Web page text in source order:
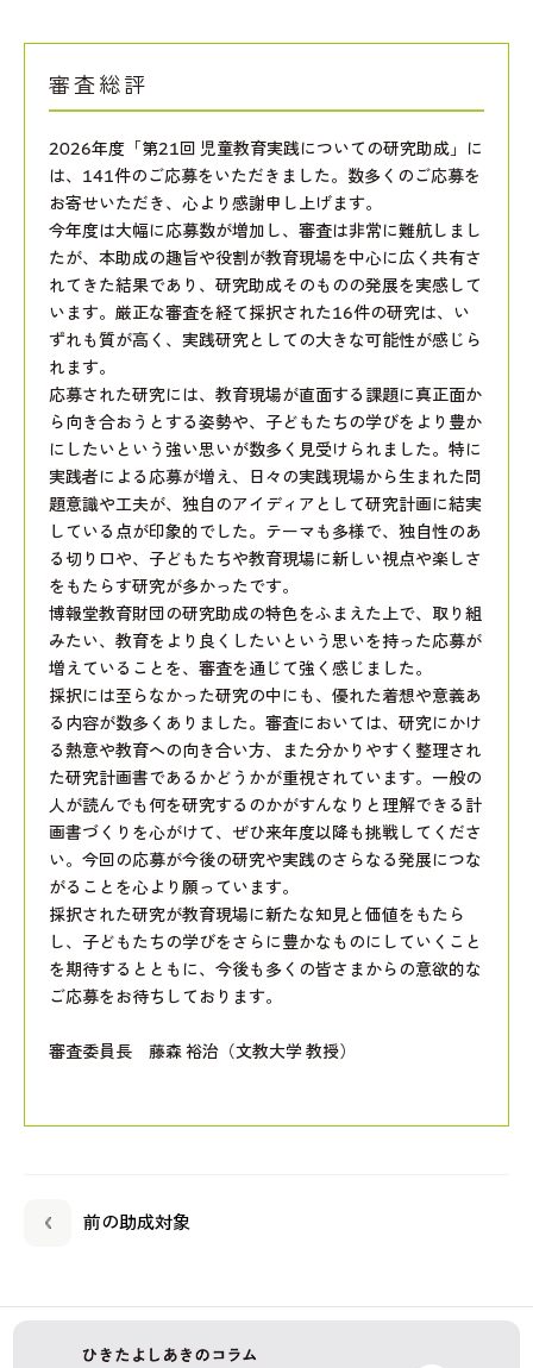
審査総評
2026年度「第21回 児童教育実践についての研究助成」に
は、141件のご応募をいただきました。数多くのご応募を
お寄せいただき、心より感謝申し上げます。
今年度は大幅に応募数が増加し、審査は非常に難航しまし
たが、本助成の趣旨や役割が教育現場を中心に広く共有さ
れてきた結果であり、研究助成そのものの発展を実感して
います。厳正な審査を経て採択された16件の研究は、い
ずれも質が高く、実践研究としての大きな可能性が感じら
れます。
応募された研究には、教育現場が直面する課題に真正面か
ら向き合おうとする姿勢や、子どもたちの学びをより豊か
にしたいという強い思いが数多く見受けられました。特に
実践者による応募が増え、日々の実践現場から生まれた問
題意識や工夫が、独自のアイディアとして研究計画に結実
している点が印象的でした。テーマも多様で、独自性のあ
る切り口や、子どもたちや教育現場に新しい視点や楽しさ
をもたらす研究が多かったです。
博報堂教育財団の研究助成の特色をふまえた上で、取り組
みたい、教育をより良くしたいという思いを持った応募が
増えていることを、審査を通じて強く感じました。
採択には至らなかった研究の中にも、優れた着想や意義あ
る内容が数多くありました。審査においては、研究にかけ
る熱意や教育への向き合い方、また分かりやすく整理され
た研究計画書であるかどうかが重視されています。一般の
人が読んでも何を研究するのかがすんなりと理解できる計
画書づくりを心がけて、ぜひ来年度以降も挑戦してくださ
い。今回の応募が今後の研究や実践のさらなる発展につな
がることを心より願っています。
採択された研究が教育現場に新たな知見と価値をもたら
し、子どもたちの学びをさらに豊かなものにしていくこと
を期待するとともに、今後も多くの皆さまからの意欲的な
ご応募をお待ちしております。
審査委員長 藤森 裕治（文教大学 教授）
前の助成対象